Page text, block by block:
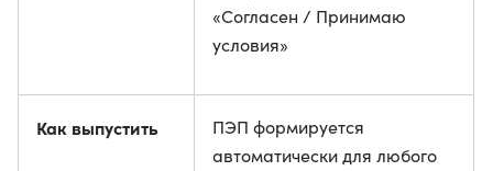
«Согласен / Принимаю
условия»
Как выпустить
ПЭП формируется
автоматически для любого